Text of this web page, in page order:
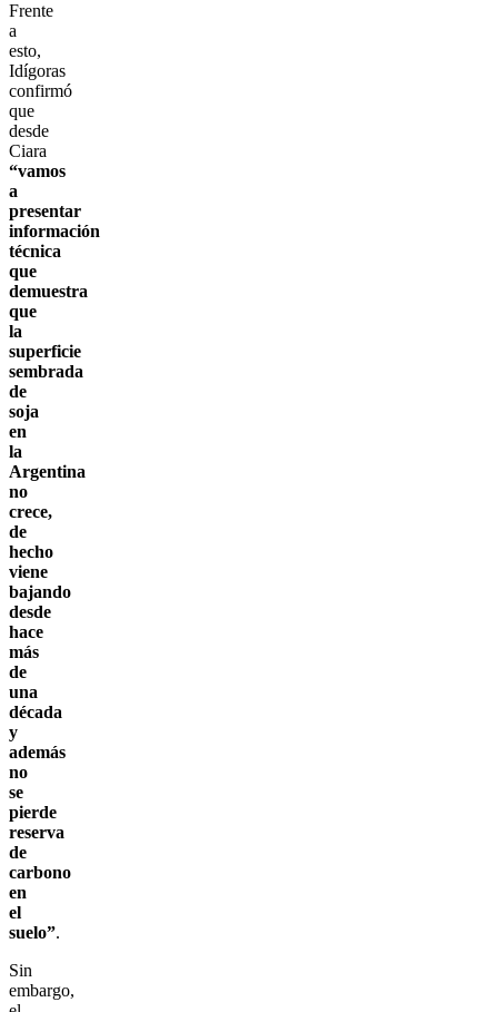
Frente
a
esto,
Idígoras
confirmó
que
desde
Ciara
“vamos
a
presentar
información
técnica
que
demuestra
que
la
superficie
sembrada
de
soja
en
la
Argentina
no
crece,
de
hecho
viene
bajando
desde
hace
más
de
una
década
y
además
no
se
pierde
reserva
de
carbono
en
el
suelo”.
Sin
embargo,